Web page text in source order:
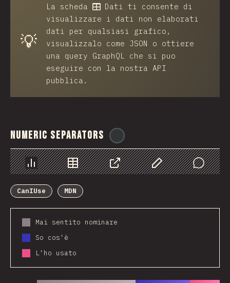
💡
La scheda Dati ti consente di
visualizzare i dati non elaborati
dati per qualsiasi grafico,
visualizzalo come JSON o ottiere
una query GraphQL che si puo
eseguire con la nostra API
pubblica.
Numeric Separators
Grafico Dati CondividerePersonalizza i dati
Comments
CanIUse
MDN
Mai sentito nominare
So cos'è
L'ho usato